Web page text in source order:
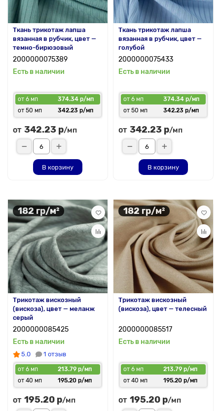
Ткань трикотаж лапша
вязанная в рубчик, цвет —
темно-бирюзовый
2000000075389
Есть в наличии
от 6 мп
374.34 р/мп
от 50 мп
342.23 р/мп
от 342.23 р/мп
В корзину
Ткань трикотаж лапша
вязанная в рубчик, цвет —
голубой
2000000075433
Есть в наличии
от 6 мп
374.34 р/мп
от 50 мп
342.23 р/мп
от 342.23 р/мп
В корзину
182 гр/м²
Трикотаж вискозный
(вискоза), цвет — меланж
серый
2000000085425
Есть в наличии
5.0 1 отзыв
от 6 мп
213.79 р/мп
от 40 мп
195.20 р/мп
от 195.20 р/мп
182 гр/м²
Трикотаж вискозный
(вискоза), цвет — телесный
2000000085517
Есть в наличии
от 6 мп
213.79 р/мп
от 40 мп
195.20 р/мп
от 195.20 р/мп